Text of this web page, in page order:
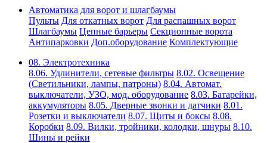
Автоматика для ворот и шлагбаумы
Пульты Для откатных ворот Для распашных ворот
Шлагбаумы Цепные барьеры Секционные ворота
Антипарковки Доп.оборудование Комплектующие
08. Электротехника
8.06. Удлинители, сетевые фильтры 8.02. Освещение
(Светильники, лампы, патроны) 8.04. Автомат.
выключатели, УЗО, мод. оборудование 8.03. Батарейки,
аккумуляторы 8.05. Дверные звонки и датчики 8.01.
Розетки и выключатели 8.07. Щиты и боксы 8.08.
Коробки 8.09. Вилки, тройники, колодки, шнуры 8.10.
Шины и рейки